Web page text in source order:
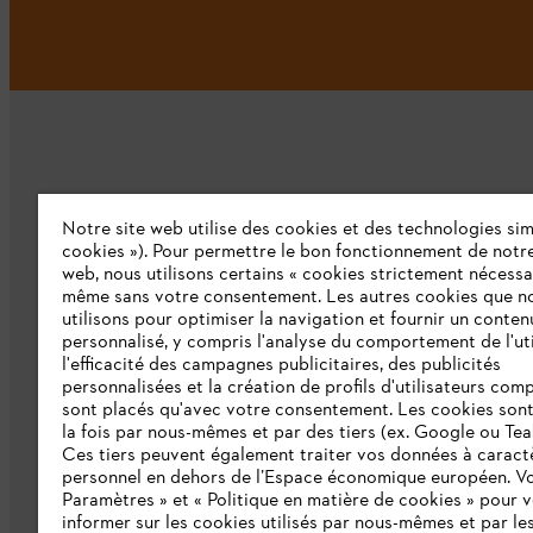
L'Entreprise
Qui sommes-nous ?
Presse
Emploi
Ligne Intégrité STIHL
Développement durable
Catalogue
Notre site web utilise des cookies et des technologies
cookies »). Pour permettre le bon fonctionnement de
web, nous utilisons certains « cookies strictement
même sans votre consentement. Les autres cookies que
utilisons pour optimiser la navigation et fournir un
personnalisé, y compris l'analyse du comportement de
l'efficacité des campagnes publicitaires, des publicités
personnalisées et la création de profils d'utilisateurs
sont placés qu'avec votre consentement. Les cookies
la fois par nous-mêmes et par des tiers (ex. Google ou
Ces tiers peuvent également traiter vos données à
personnel en dehors de l’Espace économique européen.
Paramètres » et « Politique en matière de cookies » pour
informer sur les cookies utilisés par nous-mêmes et par